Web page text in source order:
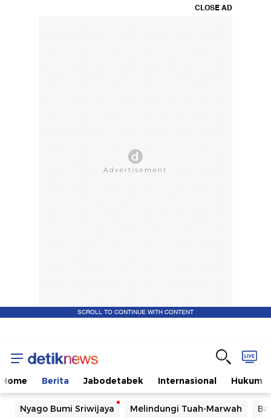
CLOSE AD
SCROLL TO CONTINUE WITH CONTENT
Home Berita Jabodetabek Internasional Hukum
Nyago Bumi Sriwijaya Melindungi Tuah-Marwah